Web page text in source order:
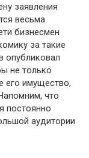
заявления
весьма
бизнесмен
за такие
опубликовал
не только
его имущество,
что
постоянно
аудитории